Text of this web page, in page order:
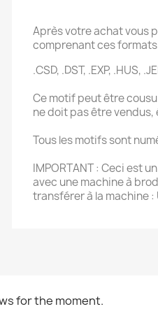
Après votre achat vous
comprenant ces formats
.CSD, .DST, .EXP, .HUS,
Ce motif peut être
ne doit pas être
Tous les motifs sont
IMPORTANT : Ceci est
avec une machine à
transférer à la machine :
for the moment.